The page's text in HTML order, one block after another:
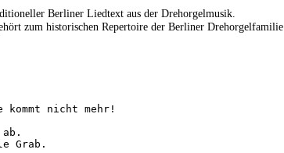
Berliner Liedtext aus der Drehorgelmusik.
zum historischen Repertoire der Berliner Drehorgelfamilie.
nicht mehr!
ab.
Grab.